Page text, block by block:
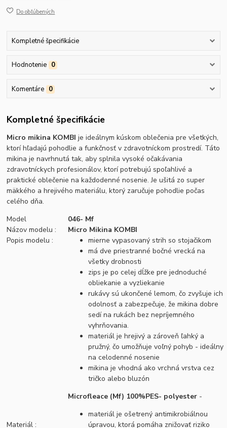
Do obľúbených
Kompletné špecifikácie
Hodnotenie 0
Komentáre 0
Kompletné špecifikácie
Micro mikina KOMBIje ideálnym kúskom oblečenia pre všetkých,
ktorí hľadajú pohodlie a funkčnosť v zdravotníckom prostredí. Táto
mikina je navrhnutá tak, aby splnila vysoké očakávania
zdravotníckych profesionálov, ktorí potrebujú spoľahlivé a
praktické oblečenie na každodenné nosenie. Je ušitá zo super
mäkkého a hrejivého materiálu, ktorý zaručuje pohodlie počas
celého dňa.
Model
046- Mf
Názov modelu :
Micro Mikina KOMBI
Popis modelu :
mierne vypasovaný strih so stojačikom
má dve priestranné bočné vrecká na
všetky drobnosti
zips je po celej dĺžke pre jednoduché
obliekanie a vyzliekanie
rukávy sú ukončené lemom, čo zvyšuje ich
odolnosť a zabezpečuje, že mikina dobre
sedí na rukách bez nepríjemného
vyhrňovania.
materiál je hrejivý a zároveň ľahký a
pružný, čo umožňuje voľný pohyb - ideálny
na celodenné nosenie
mikina je vhodná ako vrchná vrstva cez
tričko alebo bluzón
Materiál :
Microfleace (Mf) 100%PES- polyester -
materiál je ošetrený antimikrobiálnou
úpravou, ktorá pomáha znižovať riziko